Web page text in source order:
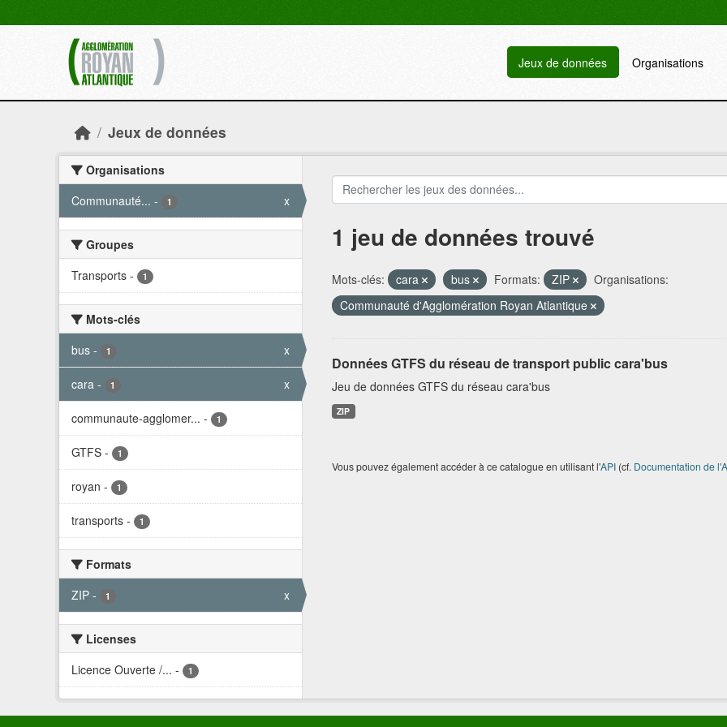
Jeux de données Organisations
Jeux de données
Organisations
Communauté... - 1 x
Groupes
Transports - 1
Mots-clés
bus - 1 x
cara - 1 x
communaute-agglomer... - 1
GTFS - 1
royan - 1
transports - 1
Formats
ZIP - 1 x
Licenses
Licence Ouverte /... - 1
1 jeu de données trouvé
Mots-clés: cara bus Formats: ZIP
Organisations:
Communauté d'Agglomération Royan Atlantique
Données GTFS du réseau de transport public cara'bus
Jeu de données GTFS du réseau cara'bus
ZIP
Vous pouvez également accéder à ce catalogue en utilisant l'API(cf. Documentation de